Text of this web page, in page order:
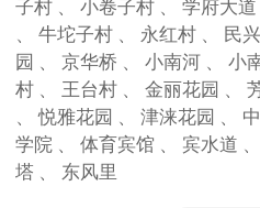
子村 、 小卷子村 、 学府大道 、 牛坨子桥 、 床单五厂
、 牛坨子村 、 永红村 、 民兴路 、 小镇西西里 、 祥和
园 、 京华桥 、 小南河 、 小南河村委会 、 程村 、 邓店
村 、 王台村 、 金丽花园 、 芳溪园 、 静溪园 、 涵溪园
、 悦雅花园 、 津涞花园 、 中石油桥 、 李七庄 、 体育
学院 、 体育宾馆 、 宾水道 、 环湖西里 、 苍穹道 、 天
塔 、 东风里